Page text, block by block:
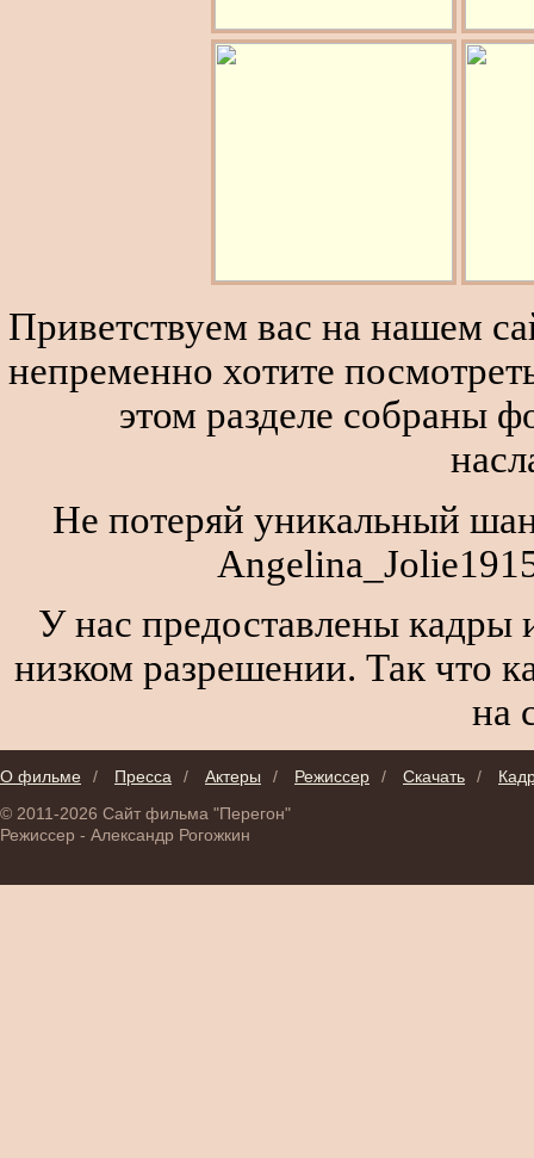
Приветствуем вас на нашем
непременно хотите
этом разделе собраны
Не потеряй уникальный
У нас предоставлены кадры
низком разрешении. Так что
на
О фильме / Пресса / Актеры / Режиссер / Скачать /
© 2011-2026 Сайт фильма "Перегон"
Режиссер - Александр Рогожкин